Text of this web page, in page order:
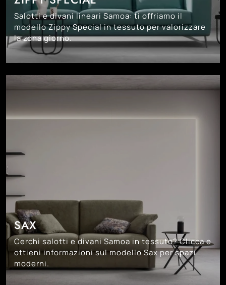
Salotti e divani lineari Samoa: ti offriamo il
modello Zippy Special in tessuto per valorizzare
la zona giorno.
SAX
Cerchi salotti e divani Samoa in tessuto? Clicca e
ottieni informazioni sul modello Sax per spazi
moderni.